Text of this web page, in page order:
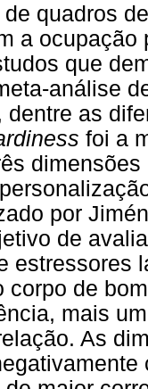
quadros
a
que
análise
dentre as
foi a
por
de
estressores
corpo de
mais
As